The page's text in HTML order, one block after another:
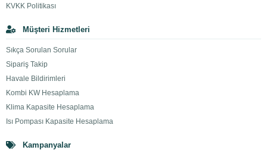
KVKK Politikası
Müşteri Hizmetleri
Sıkça Sorulan Sorular
Sipariş Takip
Havale Bildirimleri
Kombi KW Hesaplama
Klima Kapasite Hesaplama
Isı Pompası Kapasite Hesaplama
Kampanyalar